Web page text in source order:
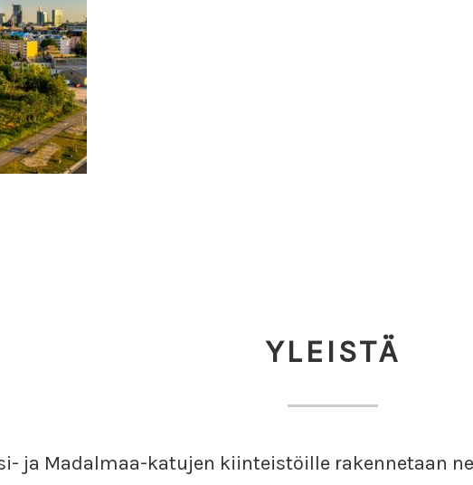
YLEISTÄ
ja Madalmaa-katujen kiinteistöille rakennetaan